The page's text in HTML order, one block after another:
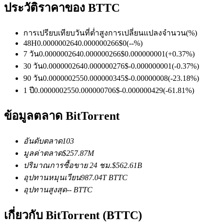
ฟิวเจอร์สที่ใช้ USDC เป็นหลักประกัน
คัดลอกการซื้อขาย
เข้าร่วมกับเทรดเดอร์ชั้นนำ
ประวัติราคาของ BTTC
การเปรียบเทียบวันที่ต่ำสูงการเปลี่ยนแปลงจำนวน(%)
48H0.0000002640.000000266$0(--%)
7 วัน0.0000002640.000000266$0.000000001(+0.37%)
30 วัน0.0000002640.000000276$-0.000000001(-0.37%)
90 วัน0.0000002550.000000345$-0.00000008(-23.18%)
1 ปี0.0000002550.000000706$-0.000000429(-61.81%)
ข้อมูลตลาด BitTorrent
อันดับตลาด103
มูลค่าตลาด$257.87M
ปริมาณการซื้อขาย 24 ชม.$562.61B
อุปทานหมุนเวียน987.04T BTTC
อุปทานสูงสุด-- BTTC
เกี่ยวกับ BitTorrent (BTTC)